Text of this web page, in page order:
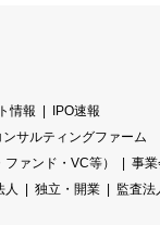
情報
IPO速報
ンサルティングファーム
ァンド・VC等）
事業
人
独立・開業
監査法